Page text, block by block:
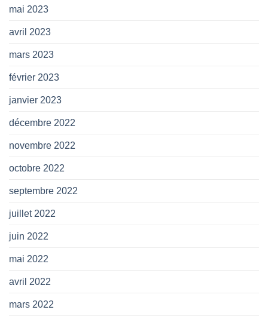
mai 2023
avril 2023
mars 2023
février 2023
janvier 2023
décembre 2022
novembre 2022
octobre 2022
septembre 2022
juillet 2022
juin 2022
mai 2022
avril 2022
mars 2022